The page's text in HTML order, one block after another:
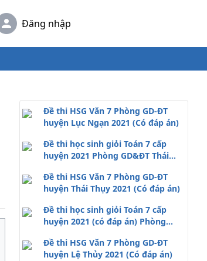
Đăng nhập
Đề thi HSG Văn 7 Phòng GD-ĐT
huyện Lục Ngạn 2021 (Có đáp án)
Đề thi học sinh giỏi Toán 7 cấp
huyện 2021 Phòng GD&ĐT Thái
Đề thi HSG Văn 7 Phòng GD-ĐT
huyện Thái Thụy 2021 (Có đáp án)
Đề thi học sinh giỏi Toán 7 cấp
huyện 2021 (có đáp án) Phòng
Đề thi HSG Văn 7 Phòng GD-ĐT
huyện Lệ Thủy 2021 (Có đáp án)